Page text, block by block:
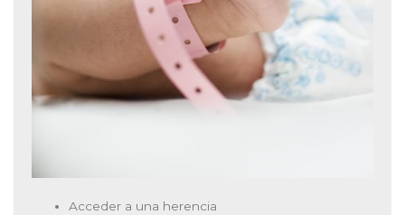
Acceder a una herencia